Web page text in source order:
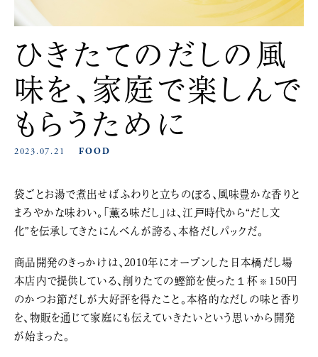
ひきたてのだしの風
味を、家庭で楽しんで
もらうために
2023.07.21 FOOD
袋ごとお湯で煮出せばふわりと立ちのぼる、風味豊かな香りと
まろやかな味わい。「薫る味だし」は、江戸時代から“だし文
化”を伝承してきたにんべんが誇る、本格だしパックだ。
商品開発のきっかけは、2010年にオープンした日本橋だし場
本店内で提供している、削りたての鰹節を使った１杯 ※ 150円
のかつお節だしが大好評を得たこと。本格的なだしの味と香り
を、物販を通じて家庭にも伝えていきたいという思いから開発
が始まった。